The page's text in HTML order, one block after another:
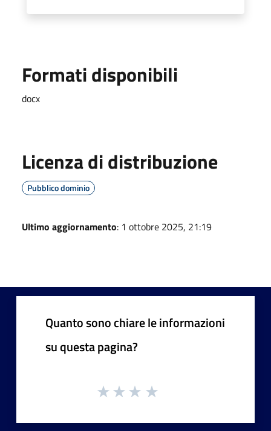
Formati disponibili
docx
Licenza di distribuzione
Pubblico dominio
Ultimo aggiornamento: 1 ottobre 2025, 21:19
Quanto sono chiare le informazioni
su questa pagina?